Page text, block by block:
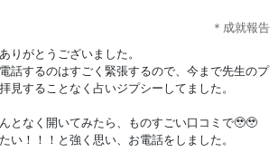
＊成就報告
りがとうございました。
話するのはすごく緊張するので、今まで先生のプ
見することなく占いジプシーしてました。
となく開いてみたら、ものすごい口コミで🥹🥹
い！！！と強く思い、お電話をしました。